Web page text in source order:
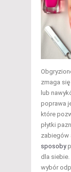
zmaga
lub
poprawa
które
płytki
zabiegów
sposoby
dla
wybór